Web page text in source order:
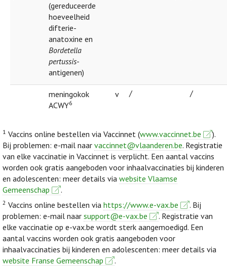
(gereduceerde
hoeveelheid
difterie-
anatoxine en
Bordetella
pertussis-
antigenen)
meningokok
ACWY6
v / /
1 Vaccins online bestellen via Vaccinnet (www.vaccinnet.be
).
Bij problemen: e-mail naar vaccinnet@vlaanderen.be. Registratie
van elke vaccinatie in Vaccinnet is verplicht. Een aantal vaccins
worden ook gratis aangeboden voor inhaalvaccinaties bij kinderen
en adolescenten: meer details via website Vlaamse
Gemeenschap
.
2 Vaccins online bestellen via https://www.e-vax.be
. Bij
problemen: e-mail naar support@e-vax.be
. Registratie van
elke vaccinatie op e-vax.be wordt sterk aangemoedigd. Een
aantal vaccins worden ook gratis aangeboden voor
inhaalvaccinaties bij kinderen en adolescenten: meer details via
website Franse Gemeenschap
.